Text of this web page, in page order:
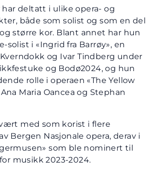
deltatt i ulike opera- og
både som solist og som en del
større kor. Blant annet har hun
i «Ingrid fra Barrøy», en
Kverndokk og Ivar Tindberg under
og Bodø2024, og hun
rolle i operaen «The Yellow
Maria Oancea og Stephan
med som korist i flere
Bergen Nasjonale opera, derav i
som ble nominert til
musikk 2023-2024.